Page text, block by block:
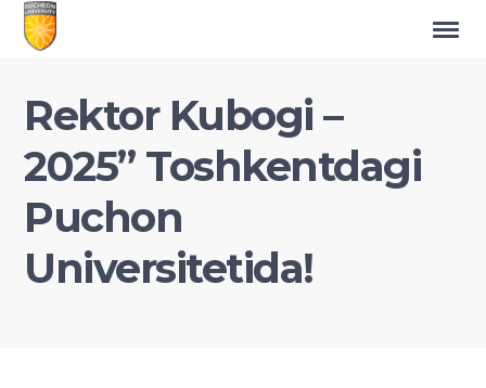
Rektor Kubogi –
2025” Toshkentdagi
Puchon
Universitetida!